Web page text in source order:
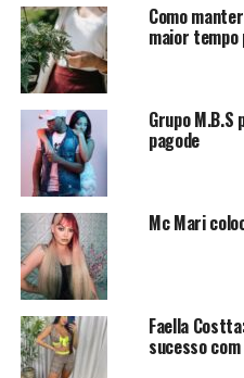
O mercado da moda é o
extremamente concorrido
não foi diferente, ela conta
que a moda está presente
Comportamento, cultura,
ser escolhida como
salienta a top
Apenas um rosto bonito não
é preciso ter também
cultural, proatividade e
sociais. A modelo
Como
maior tempo
Grupo
pagode
Mc Mari
Faella
sucesso